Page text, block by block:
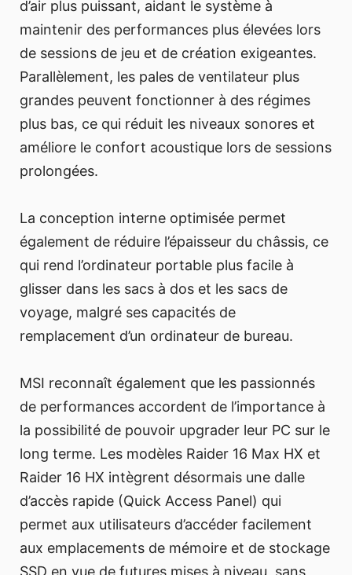
d’air plus puissant, aidant le système à
maintenir des performances plus élevées lors
de sessions de jeu et de création exigeantes.
Parallèlement, les pales de ventilateur plus
grandes peuvent fonctionner à des régimes
plus bas, ce qui réduit les niveaux sonores et
améliore le confort acoustique lors de sessions
prolongées.
La conception interne optimisée permet
également de réduire l’épaisseur du châssis, ce
qui rend l’ordinateur portable plus facile à
glisser dans les sacs à dos et les sacs de
voyage, malgré ses capacités de
remplacement d’un ordinateur de bureau.
MSI reconnaît également que les passionnés
de performances accordent de l’importance à
la possibilité de pouvoir upgrader leur PC sur le
long terme. Les modèles Raider 16 Max HX et
Raider 16 HX intègrent désormais une dalle
d’accès rapide (Quick Access Panel) qui
permet aux utilisateurs d’accéder facilement
aux emplacements de mémoire et de stockage
SSD en vue de futures mises à niveau, sans